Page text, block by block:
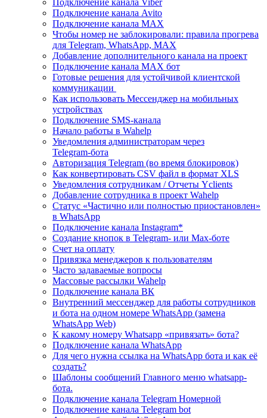
Подключение канала Avito
Подключение канала MAX
Чтобы номер не заблокировали: правила прогрева
для Telegram, WhatsApp, MAX
Добавление дополнительного канала на проект
Подключение канала MAX бот
Готовые решения для устойчивой клиентской
коммуникации
Как использовать Мессенджер на мобильных
устройствах
Подключение SMS‑канала
Начало работы в Wahelp
Уведомления администраторам через
Telegram‑бота
Авторизация Telegram (во время блокировок)
Как конвертировать CSV файл в формат XLS
Уведомления сотрудникам / Отчеты Yclients
Добавление сотрудника в проект Wahelp
Статус «Частично или полностью приостановлен»
в WhatsApp
Подключение канала Instagram*
Создание кнопок в Telegram- или Max-боте
Счет на оплату
Привязка менеджеров к пользователям
Часто задаваемые вопросы
Массовые рассылки Wahelp
Подключение канала ВК
Внутренний мессенджер для работы сотрудников
и бота на одном номере WhatsApp (замена
WhatsApp Web)
К какому номеру Whatsapp «привязать» бота?
Подключение канала WhatsApp
Для чего нужна ссылка на WhatsApp бота и как её
создать?
Шаблоны сообщений Главного меню whatsapp-
бота.
Подключение канала Telegram Номерной
Подключение канала Telegram bot